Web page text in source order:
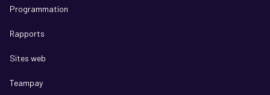
Programmation
Rapports
Sites web
Teampay